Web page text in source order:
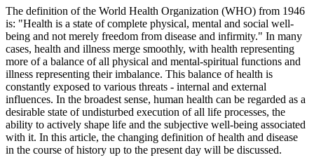
The definition of the World Health Organization (WHO) from 1946
is: "Health is a state of complete physical, mental and social well-
being and not merely freedom from disease and infirmity." In many
cases, health and illness merge smoothly, with health representing
more of a balance of all physical and mental-spiritual functions and
illness representing their imbalance. This balance of health is
constantly exposed to various threats - internal and external
influences. In the broadest sense, human health can be regarded as a
desirable state of undisturbed execution of all life processes, the
ability to actively shape life and the subjective well-being associated
with it. In this article, the changing definition of health and disease
in the course of history up to the present day will be discussed.